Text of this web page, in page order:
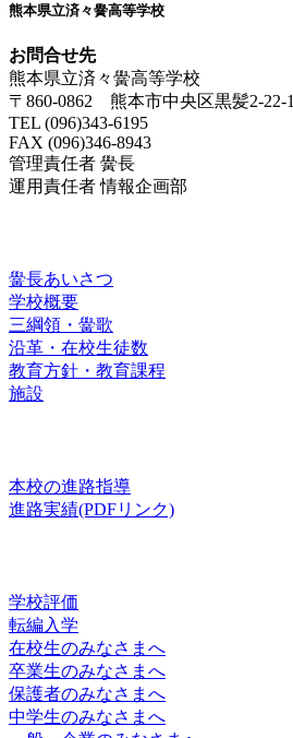
熊本県立済々黌高等学校
お問合せ先
熊本県立済々黌高等学校
〒860-0862 熊本市中央区黒髪2-22-1
TEL (096)343-6195
FAX (096)346-8943
管理責任者 黌長
運用責任者 情報企画部
黌長あいさつ
学校概要
三綱領・黌歌
沿革・在校生徒数
教育方針・教育課程
施設
本校の進路指導
進路実績(PDFリンク)
学校評価
転編入学
在校生のみなさまへ
卒業生のみなさまへ
保護者のみなさまへ
中学生のみなさまへ